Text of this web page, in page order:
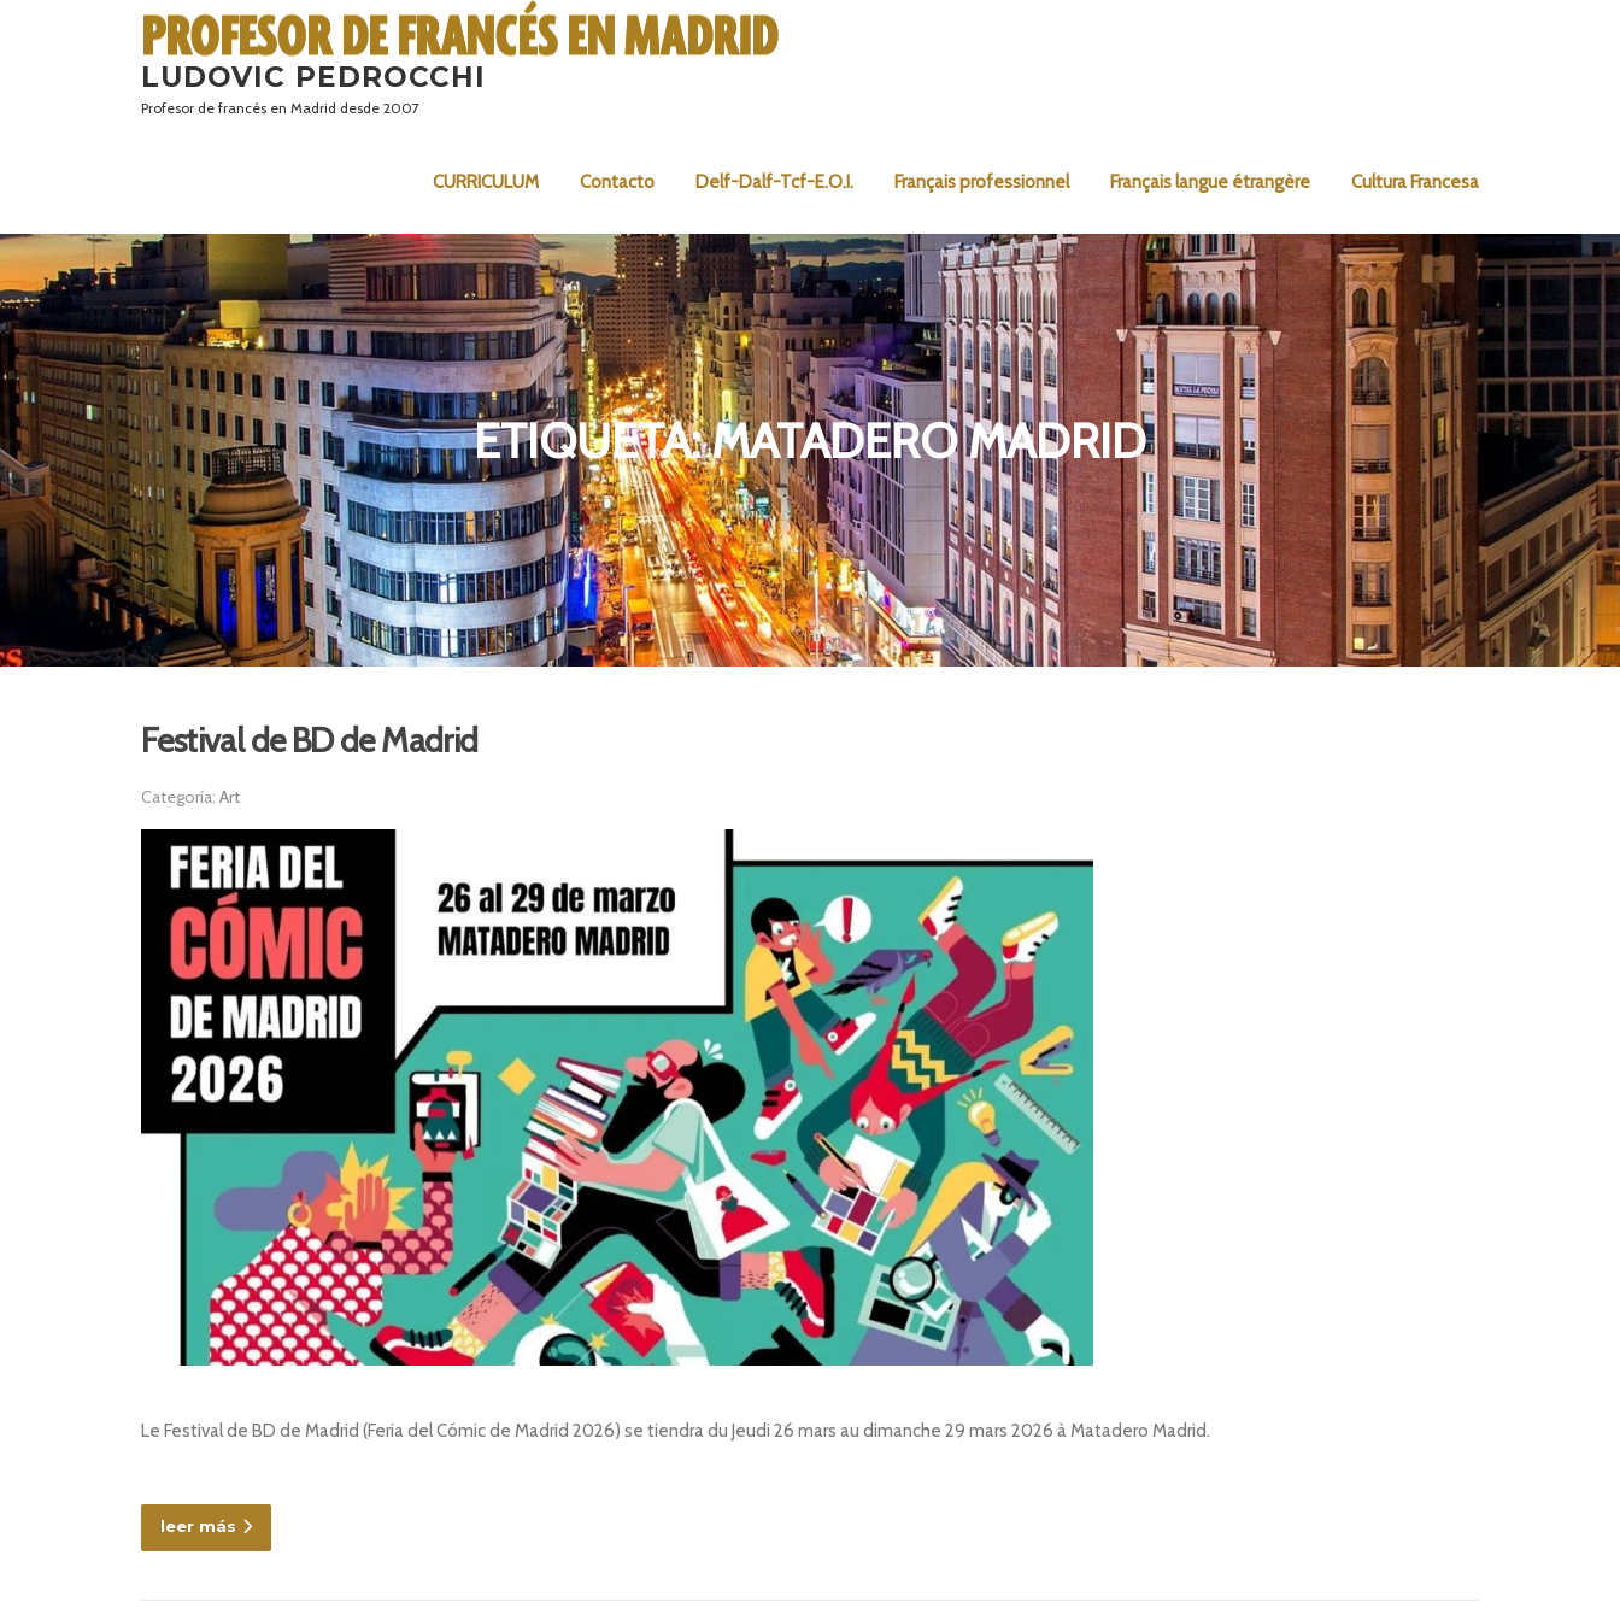
LUDOVIC PEDROCCHI
Profesor de francés en Madrid desde 2007
CURRICULUM Contacto Delf-Dalf-Tcf-E.O.I. Français professionnel Français langue étrangère Cultura Francesa
ETIQUETA:MATADERO MADRID
Festival de BD de Madrid
Categoría: Art
Le Festival de BD de Madrid (Feria del Cómic de Madrid 2026) se tiendra du Jeudi 26 mars au dimanche 29 mars 2026 à Matadero Madrid.
leer más